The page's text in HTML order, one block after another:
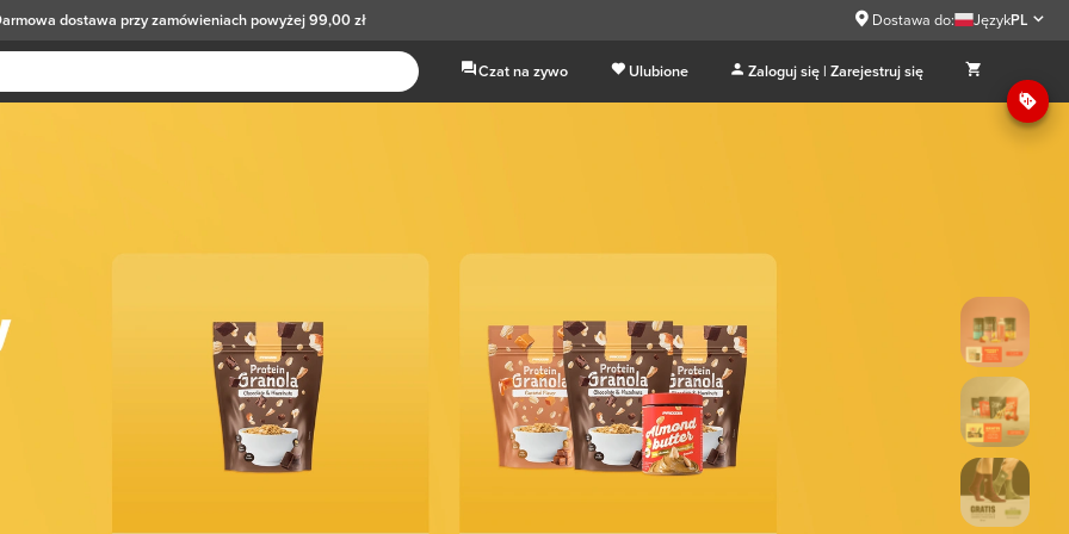
dostawa przy zamówieniach powyżej 99,00 zł Dostawa do: JęzykPL
Czat na zywo Ulubione Zaloguj się | Zarejestruj się